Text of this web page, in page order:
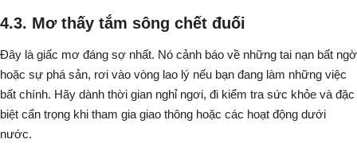
4.3. Mơ thấy tắm sông chết đuối
Đây là giấc mơ đáng sợ nhất. Nó cảnh báo về những tai nạn bất ngờ
hoặc sự phá sản, rơi vào vòng lao lý nếu bạn đang làm những việc
bất chính. Hãy dành thời gian nghỉ ngơi, đi kiểm tra sức khỏe và đặc
biệt cẩn trọng khi tham gia giao thông hoặc các hoạt động dưới
nước.